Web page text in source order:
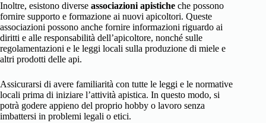
Inoltre, esistono diverse associazioni apistiche che possono
fornire supporto e formazione ai nuovi apicoltori. Queste
associazioni possono anche fornire informazioni riguardo ai
diritti e alle responsabilità dell’apicoltore, nonché sulle
regolamentazioni e le leggi locali sulla produzione di miele e
altri prodotti delle api.
Assicurarsi di avere familiarità con tutte le leggi e le normative
locali prima di iniziare l’attività apistica. In questo modo, si
potrà godere appieno del proprio hobby o lavoro senza
imbattersi in problemi legali o etici.